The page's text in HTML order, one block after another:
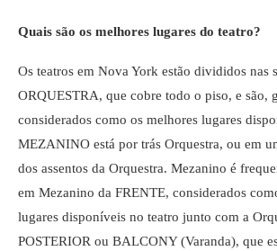
Quais são os melhores lugares do teatro?
Os teatros em Nova York estão divididos nas
ORQUESTRA, que cobre todo o piso, e são,
considerados como os melhores lugares
MEZANINO está por trás Orquestra, ou em
dos assentos da Orquestra. Mezanino é
em Mezanino da FRENTE, considerados
lugares disponíveis no teatro junto com a
POSTERIOR ou BALCONY (Varanda), que